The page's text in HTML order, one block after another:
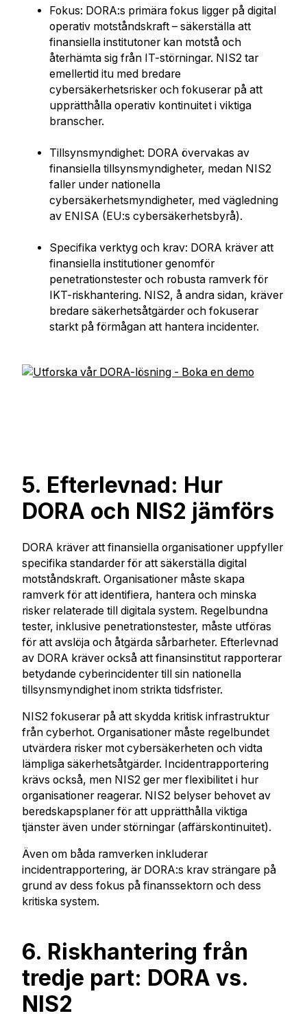
Fokus: DORA:s primära fokus ligger på digital
operativ motståndskraft – säkerställa att
finansiella institutoner kan motstå och
återhämta sig från IT-störningar. NIS2 tar
emellertid itu med bredare
cybersäkerhetsrisker och fokuserar på att
upprätthålla operativ kontinuitet i viktiga
branscher.
Tillsynsmyndighet: DORA övervakas av
finansiella tillsynsmyndigheter, medan NIS2
faller under nationella
cybersäkerhetsmyndigheter, med vägledning
av ENISA (EU:s cybersäkerhetsbyrå).
Specifika verktyg och krav: DORA kräver att
finansiella institutioner genomför
penetrationstester och robusta ramverk för
IKT-riskhantering. NIS2, å andra sidan, kräver
bredare säkerhetsåtgärder och fokuserar
starkt på förmågan att hantera incidenter.
5. Efterlevnad: Hur
DORA och NIS2 jämförs
DORA kräver att finansiella organisationer uppfyller
specifika standarder för att säkerställa digital
motståndskraft. Organisationer måste skapa
ramverk för att identifiera, hantera och minska
risker relaterade till digitala system. Regelbundna
tester, inklusive penetrationstester, måste utföras
för att avslöja och åtgärda sårbarheter. Efterlevnad
av DORA kräver också att finansinstitut rapporterar
betydande cyberincidenter till sin nationella
tillsynsmyndighet inom strikta tidsfrister.
NIS2 fokuserar på att skydda kritisk infrastruktur
från cyberhot. Organisationer måste regelbundet
utvärdera risker mot cybersäkerheten och vidta
lämpliga säkerhetsåtgärder. Incidentrapportering
krävs också, men NIS2 ger mer flexibilitet i hur
organisationer reagerar. NIS2 belyser behovet av
beredskapsplaner för att upprätthålla viktiga
tjänster även under störningar (affärskontinuitet).
Även om båda ramverken inkluderar
incidentrapportering, är DORA:s krav strängare på
grund av dess fokus på finanssektorn och dess
kritiska system.
6. Riskhantering från
tredje part: DORA vs.
NIS2